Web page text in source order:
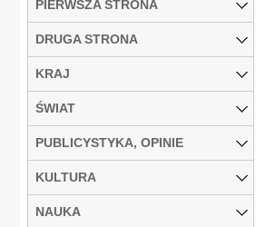
PIERWSZA STRONA
DRUGA STRONA
KRAJ
ŚWIAT
PUBLICYSTYKA, OPINIE
KULTURA
NAUKA